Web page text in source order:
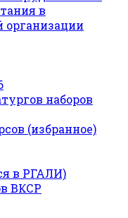
в
организации
наборов
(избранное)
в РГАЛИ)
ВКСР